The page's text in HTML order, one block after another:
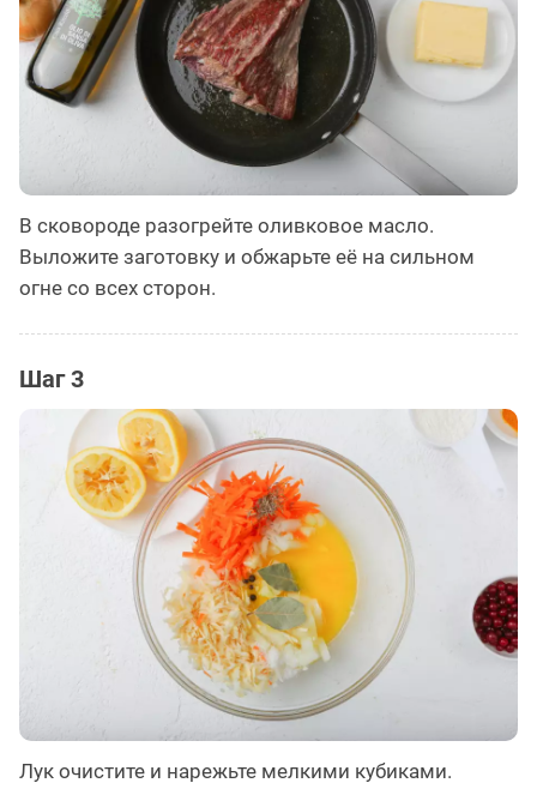
В сковороде разогрейте оливковое масло.
Выложите заготовку и обжарьте её на сильном
огне со всех сторон.
Шаг 3
Лук очистите и нарежьте мелкими кубиками.